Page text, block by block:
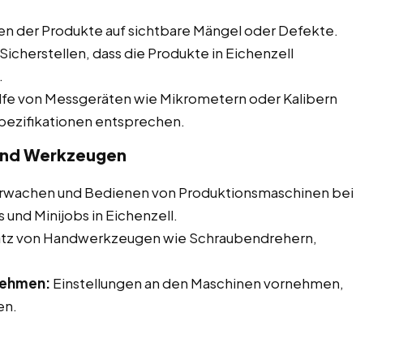
der Produkte auf sichtbare Mängel oder Defekte.
Sicherstellen, dass die Produkte in Eichenzell
von Messgeräten wie Mikrometern oder Kalibern
entsprechen.
Werkzeugen
und Bedienen von Produktionsmaschinen bei
Minijobs in Eichenzell.
von Handwerkzeugen wie Schraubendrehern,
Einstellungen an den Maschinen vornehmen,